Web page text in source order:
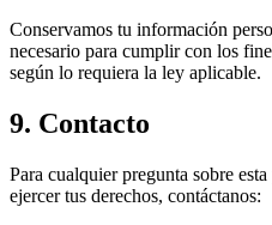
Conservamos tu información
necesario para cumplir con los
según lo requiera la ley aplicable.
9. Contacto
Para cualquier pregunta sobre
ejercer tus derechos, contáctanos: